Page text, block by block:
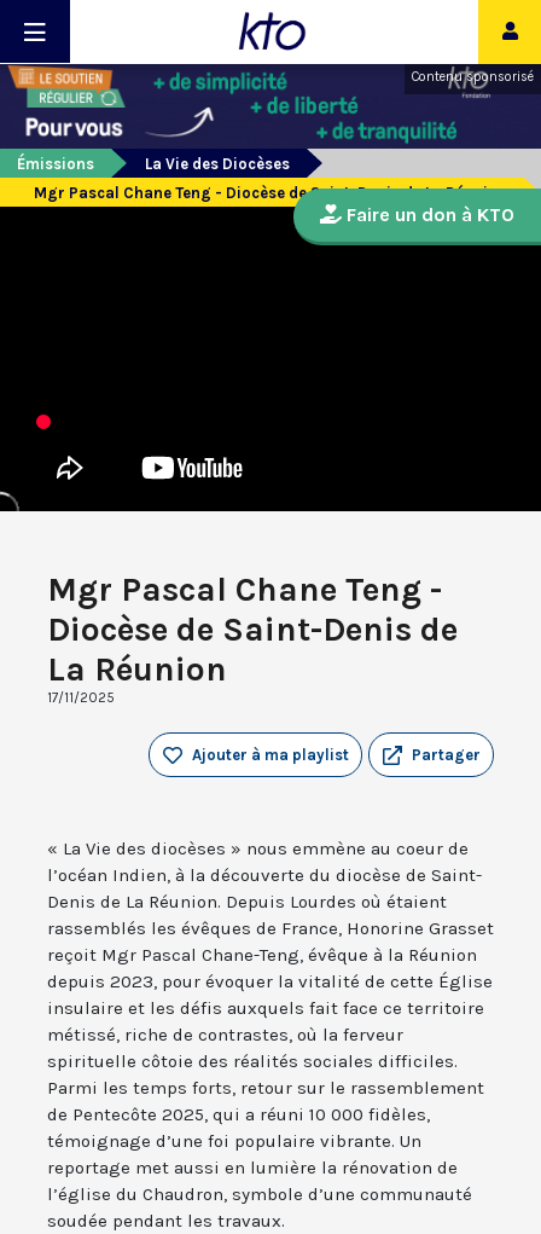
Contenu sponsorisé
Émissions
La Vie des Diocèses
Mgr Pascal Chane Teng - Diocèse de Saint-Denis de La Réunion
Mgr Pascal Chane Teng -
Diocèse de Saint-Denis de
La Réunion
17/11/2025
Partager
Ajouter à ma playlist
« La Vie des diocèses » nous emmène au coeur de
l’océan Indien, à la découverte du diocèse de Saint-
Denis de La Réunion. Depuis Lourdes où étaient
rassemblés les évêques de France, Honorine Grasset
reçoit Mgr Pascal Chane-Teng, évêque à la Réunion
depuis 2023, pour évoquer la vitalité de cette Église
insulaire et les défis auxquels fait face ce territoire
métissé, riche de contrastes, où la ferveur
spirituelle côtoie des réalités sociales difficiles.
Parmi les temps forts, retour sur le rassemblement
de Pentecôte 2025, qui a réuni 10 000 fidèles,
témoignage d’une foi populaire vibrante. Un
reportage met aussi en lumière la rénovation de
l’église du Chaudron, symbole d’une communauté
soudée pendant les travaux.
Faire un don à KTO